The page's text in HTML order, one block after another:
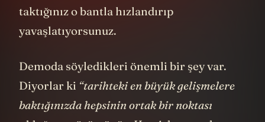
taktığınız o bantla hızlandırıp
yavaşlatıyorsunuz.
Demoda söyledikleri önemli bir şey var.
Diyorlar ki “tarihteki en büyük gelişmelere
baktığınızda hepsinin ortak bir noktası